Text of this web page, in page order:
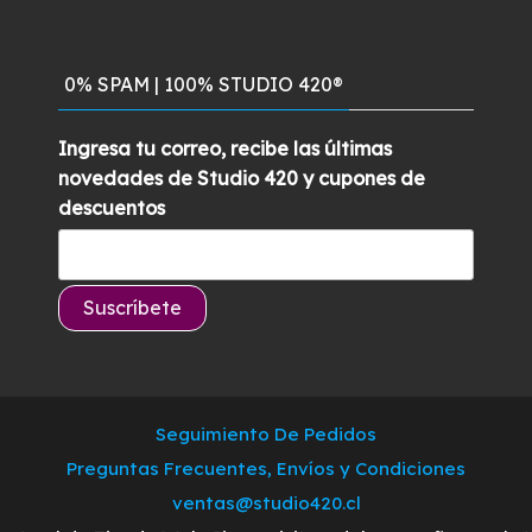
0% SPAM | 100% STUDIO 420®
Ingresa tu correo, recibe las últimas
novedades de Studio 420 y cupones de
descuentos
Seguimiento De Pedidos
Preguntas Frecuentes, Envíos y Condiciones
ventas@studio420.cl